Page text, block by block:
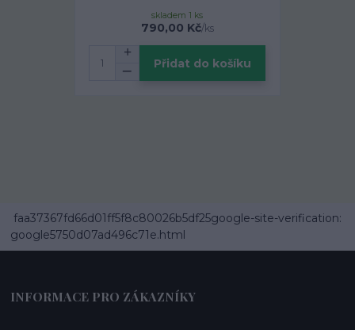
790,00 Kč/ks
skladem 1 ks
Přidat do košíku
faa37367fd66d01ff5f8c80026b5df25google-site-verification:
google5750d07ad496c71e.html
INFORMACE PRO ZÁKAZNÍKY